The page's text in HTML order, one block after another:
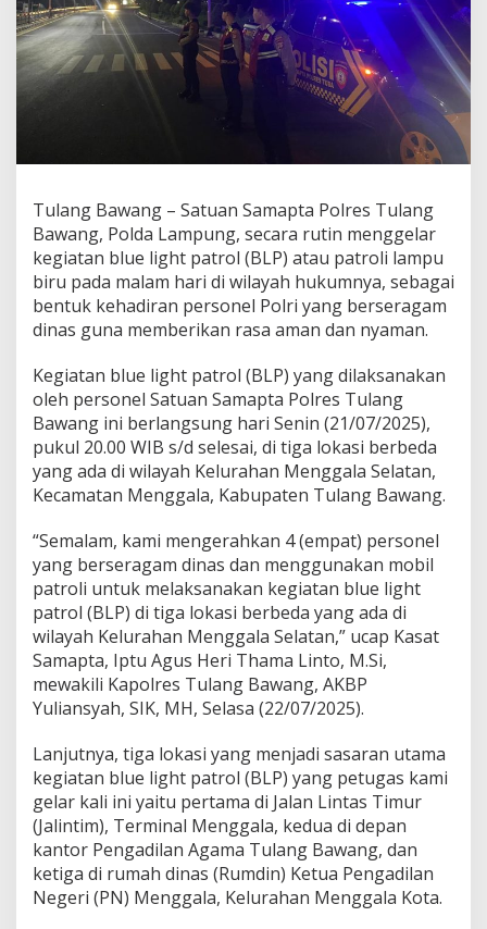
l
a
r
B
L
W
l
a
y
a
h
M
e
g
a
l
a
S
e
l
t
a
n
,
B
e
r
i
k
u
T
g
L
o
k
a
Tulang Bawang – Satuan Samapta Polres Tulang
Bawang, Polda Lampung, secara rutin menggelar
kegiatan blue light patrol (BLP) atau patroli lampu
biru pada malam hari di wilayah hukumnya, sebagai
bentuk kehadiran personel Polri yang berseragam
dinas guna memberikan rasa aman dan nyaman.
Kegiatan blue light patrol (BLP) yang dilaksanakan
oleh personel Satuan Samapta Polres Tulang
Bawang ini berlangsung hari Senin (21/07/2025),
pukul 20.00 WIB s/d selesai, di tiga lokasi berbeda
yang ada di wilayah Kelurahan Menggala Selatan,
Kecamatan Menggala, Kabupaten Tulang Bawang.
“Semalam, kami mengerahkan 4 (empat) personel
yang berseragam dinas dan menggunakan mobil
patroli untuk melaksanakan kegiatan blue light
patrol (BLP) di tiga lokasi berbeda yang ada di
wilayah Kelurahan Menggala Selatan,” ucap Kasat
Samapta, Iptu Agus Heri Thama Linto, M.Si,
mewakili Kapolres Tulang Bawang, AKBP
Yuliansyah, SIK, MH, Selasa (22/07/2025).
Lanjutnya, tiga lokasi yang menjadi sasaran utama
kegiatan blue light patrol (BLP) yang petugas kami
gelar kali ini yaitu pertama di Jalan Lintas Timur
(Jalintim), Terminal Menggala, kedua di depan
kantor Pengadilan Agama Tulang Bawang, dan
ketiga di rumah dinas (Rumdin) Ketua Pengadilan
Negeri (PN) Menggala, Kelurahan Menggala Kota.